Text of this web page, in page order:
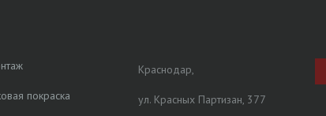
покраска
Краснодар,
ул. Красных Партизан, 377